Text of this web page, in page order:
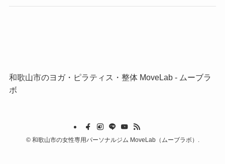
和歌山市のヨガ・ピラティス・整体 MoveLab ‐ ムーブラ
ボ
©和歌山市の女性専用パーソナルジム MoveLab（ムーブラボ）.